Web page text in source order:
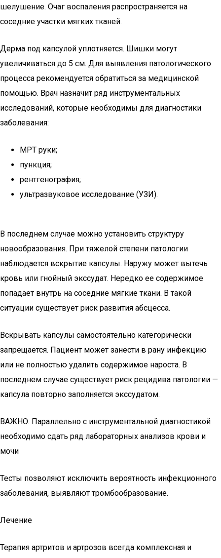
шелушение. Очаг воспаления распространяется на
соседние участки мягких тканей.
Дерма под капсулой уплотняется. Шишки могут
увеличиваться до 5 см. Для выявления патологического
процесса рекомендуется обратиться за медицинской
помощью. Врач назначит ряд инструментальных
исследований, которые необходимы для диагностики
заболевания:
МРТ руки;
пункция;
рентгенография;
ультразвуковое исследование (УЗИ).
В последнем случае можно установить структуру
новообразования. При тяжелой степени патологии
наблюдается вскрытие капсулы. Наружу может вытечь
кровь или гнойный экссудат. Нередко ее содержимое
попадает внутрь на соседние мягкие ткани. В такой
ситуации существует риск развития абсцесса.
Вскрывать капсулы самостоятельно категорически
запрещается. Пациент может занести в рану инфекцию
или не полностью удалить содержимое нароста. В
последнем случае существует риск рецидива патологии —
капсула повторно заполняется экссудатом.
ВАЖНО. Параллельно с инструментальной диагностикой
необходимо сдать ряд лабораторных анализов крови и
мочи
Тесты позволяют исключить вероятность инфекционного
заболевания, выявляют тромбообразование.
Лечение
Терапия артритов и артрозов всегда комплексная и